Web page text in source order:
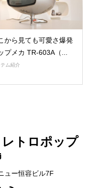
から見ても可愛さ爆発
プメカ TR-603A（...
ム紹介
トロポップ
ュー恒容ビル7F